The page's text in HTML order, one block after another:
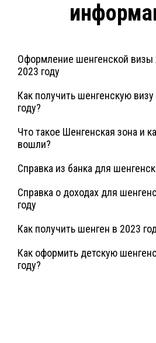
Оформление шенгенской
2023 году
Как получить шенгенскую
году?
Что такое Шенгенская зона и
вошли?
Справка из банка для
Справка о доходах для
году
Как получить шенген в 2023
Как оформить детскую
году?